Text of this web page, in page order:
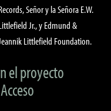
Señor y la Señora E.W.
Jr., y Edmund &
Littlefield Foundation.
el proyecto